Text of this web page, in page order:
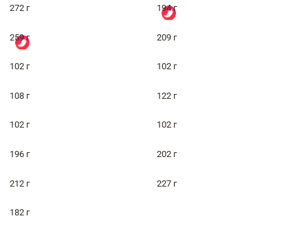
272 г 194 г
259 г 209 г
102 г 102 г
108 г 122 г
102 г 102 г
196 г 202 г
212 г 227 г
182 г